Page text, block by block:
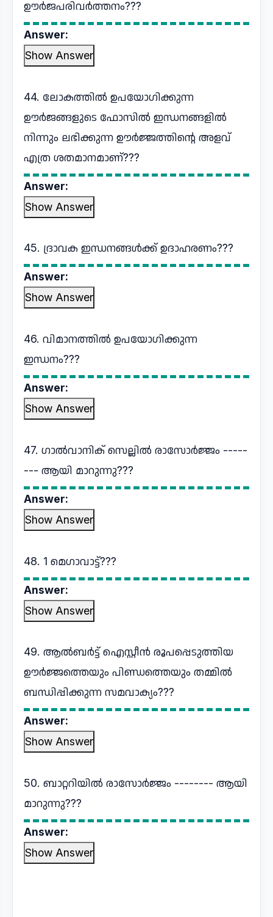
ഊർജപരിവർത്തനം???
Answer:
Show Answer
44. ലോകത്തിൽ ഉപയോഗിക്കുന്ന
ഊർജങ്ങളുടെ ഫോസിൽ ഇന്ധനങ്ങളിൽ
നിന്നും ലഭിക്കുന്ന ഊർജ്ജത്തിന്റെ അളവ്
എത്ര ശതമാനമാണ്???
Answer:
Show Answer
45. ദ്രാവക ഇന്ധനങ്ങൾക്ക് ഉദാഹരണം???
Answer:
Show Answer
46. വിമാനത്തിൽ ഉപയോഗിക്കുന്ന
ഇന്ധനം???
Answer:
Show Answer
47. ഗാൽവാനിക് സെല്ലിൽ രാസോർജ്ജം -----
--- ആയി മാറുന്നു???
Answer:
Show Answer
48. 1 മെഗാവാട്ട്???
Answer:
Show Answer
49. ആൽബർട്ട് ഐസ്റ്റീൻ രൂപപ്പെടുത്തിയ
ഊർജ്ജത്തെയും പിണ്ഡത്തെയും തമ്മിൽ
ബന്ധിപ്പിക്കുന്ന സമവാക്യം???
Answer:
Show Answer
50. ബാറ്ററിയിൽ രാസോർജ്ജം -------- ആയി
മാറുന്നു???
Answer:
Show Answer